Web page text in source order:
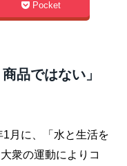
Pocket
品ではない」
月に、「水と生活を
衆の運動によりコ